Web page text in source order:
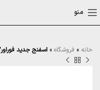
منو
خانه » فروشگاه » اسفنج جدید فوراور۵۲ (SP011)